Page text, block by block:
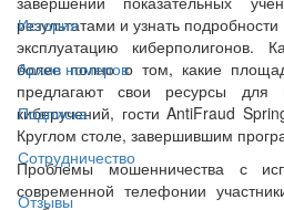
История
Архив номеров
Подписка
Сотрудничество
Отзывы
результатами и узнать
эксплуатацию киберполигонов.
более полно о том, какие
предлагают свои ресурсы для
киберучений, гости AntiFraud
Круглом столе, завершившим
Проблемы мошенничества с
современной телефонии